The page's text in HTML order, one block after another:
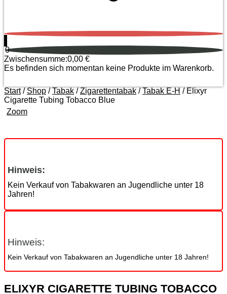
0
0
Zwischensumme:0,00 €
Es befinden sich momentan keine Produkte im Warenkorb.
Start/ Shop /Tabak /Zigarettentabak /Tabak E-H / Elixyr
Cigarette Tubing Tobacco Blue
Zoom
Hinweis:
Kein Verkauf von Tabakwaren an Jugendliche unter 18
Jahren!
Hinweis:
Kein Verkauf von Tabakwaren an Jugendliche unter 18 Jahren!
ELIXYR CIGARETTE TUBING TOBACCO